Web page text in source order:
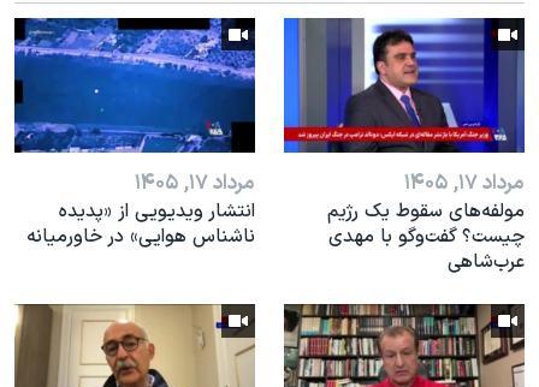
نرگس محمدی برنده جایزه نوبل صلح
همایش محافظه‌کاران آمریکا «سی‌پک»
صفحه‌های ویژه
سفر پرزیدنت ترامپ به چینمرداد ۱۷, ۱۴۰۵
مولفه‌های سقوط یک رژیم
چیست؟ گفت‌وگو با مهدی
عرب‌شاهی
مرداد ۱۷, ۱۴۰۵
انتشار ویدیویی از «پدیده‌
ناشناس هوایی» در خاورمیانه